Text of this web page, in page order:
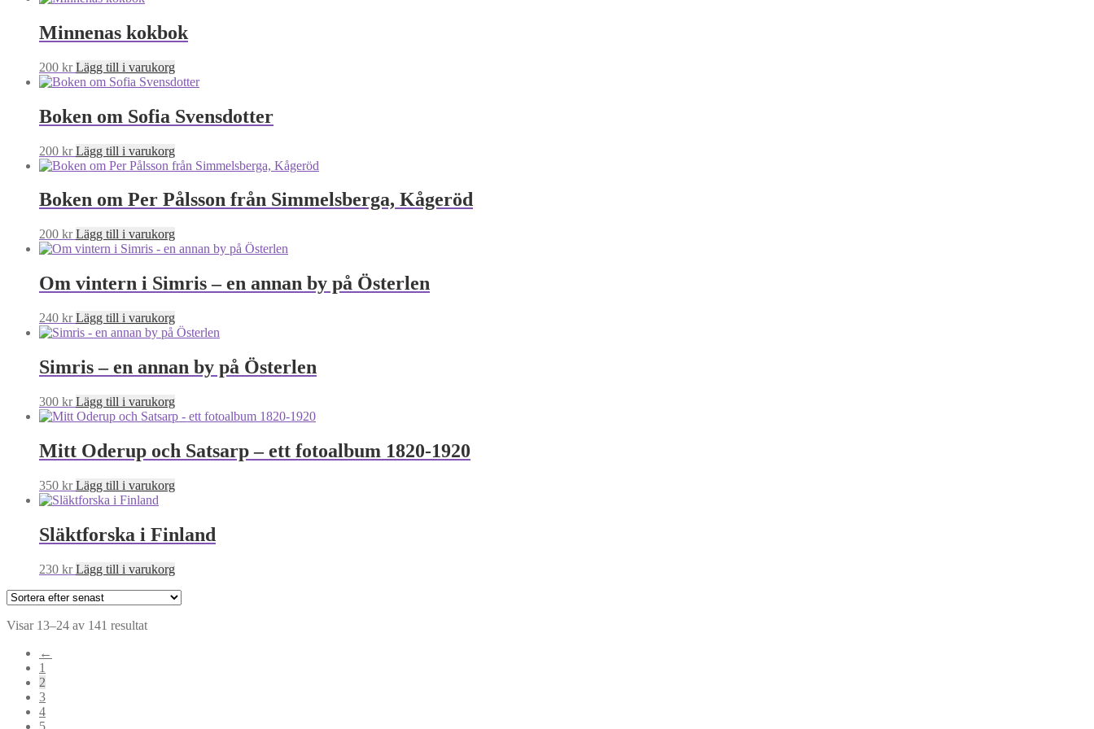
Minnenas kokbok
200 kr Lägg till i varukorg
Boken om Sofia Svensdotter
200 kr Lägg till i varukorg
Boken om Per Pålsson från Simmelsberga, Kågeröd
200 kr Lägg till i varukorg
Om vintern i Simris – en annan by på Österlen
240 kr Lägg till i varukorg
Simris – en annan by på Österlen
300 kr Lägg till i varukorg
Mitt Oderup och Satsarp – ett fotoalbum 1820-1920
350 kr Lägg till i varukorg
Släktforska i Finland
230 kr Lägg till i varukorg
Visar 13–24 av 141 resultatSortera
←
1
2
3
4
5